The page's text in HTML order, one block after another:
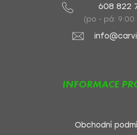
608 822
(po - pá: 9:00
INFORMACE
Obchodní